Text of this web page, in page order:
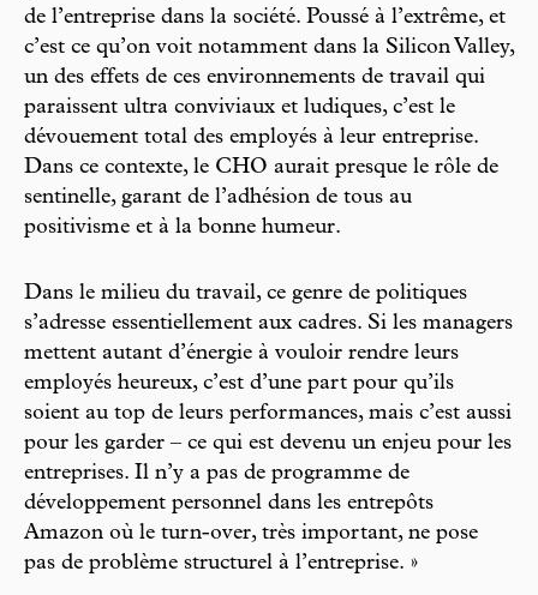
de l’entreprise dans la société. Poussé à l’extrême, et
c’est ce qu’on voit notamment dans la Silicon Valley,
un des effets de ces environnements de travail qui
paraissent ultra conviviaux et ludiques, c’est le
dévouement total des employés à leur entreprise.
Dans ce contexte, le CHO aurait presque le rôle de
sentinelle, garant de l’adhésion de tous au
positivisme et à la bonne humeur.
Dans le milieu du travail, ce genre de politiques
s’adresse essentiellement aux cadres. Si les managers
mettent autant d’énergie à vouloir rendre leurs
employés heureux, c’est d’une part pour qu’ils
soient au top de leurs performances, mais c’est aussi
pour les garder – ce qui est devenu un enjeu pour les
entreprises. Il n’y a pas de programme de
développement personnel dans les entrepôts
Amazon où le turn-over, très important, ne pose
pas de problème structurel à l’entreprise. »